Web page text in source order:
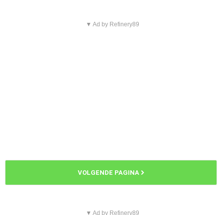
▼ Ad by Refinery89
VOLGENDE PAGINA
▼ Ad by Refinery89